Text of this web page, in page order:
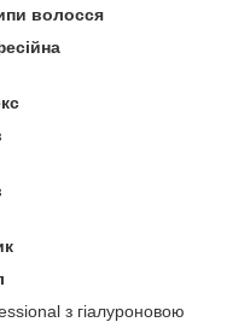
волосся
з гіалуроновою